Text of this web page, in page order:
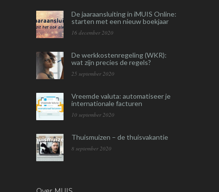
De jaaraansluiting in iMUIS Online:
starten met een nieuw boekjaar
16 december 2020
De werkkostenregeling (WKR):
wat zijn precies de regels?
25 september 2020
Vreemde valuta: automatiseer je
internationale facturen
10 september 2020
Thuismuizen – de thuisvakantie
8 september 2020